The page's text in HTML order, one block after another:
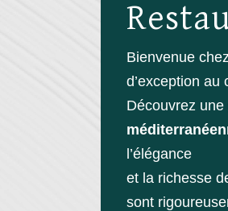
Bienvenue chez
d’exception
Découvrez une
l’élégance
et la richesse
sont